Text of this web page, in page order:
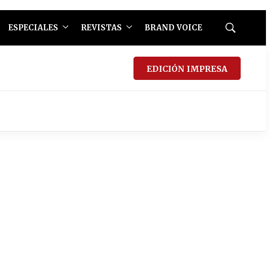
ESPECIALES REVISTAS BRAND VOICE
Mostrar
EDICIÓN IMPRESA